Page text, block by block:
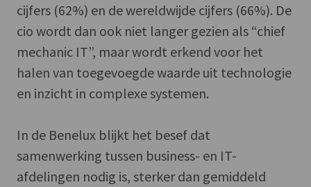
cijfers (62%) en de wereldwijde cijfers (66%). De
cio wordt dan ook niet langer gezien als “chief
mechanic IT”, maar wordt erkend voor het
halen van toegevoegde waarde uit technologie
en inzicht in complexe systemen.
In de Benelux blijkt het besef dat
samenwerking tussen business- en IT-
afdelingen nodig is, sterker dan gemiddeld